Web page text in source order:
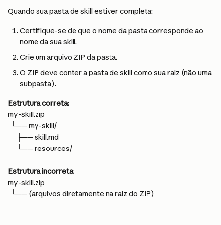
Quando sua pasta de skill estiver completa:
Certifique-se de que o nome da pasta corresponde ao
nome da sua skill.
Crie um arquivo ZIP da pasta.
O ZIP deve conter a pasta de skill como sua raiz (não uma
subpasta).
Estrutura correta:
my-skill.zip
  └── my-skill/
      ├── skill.md
      └── resources/
Estrutura incorreta:
my-skill.zip
  └── (arquivos diretamente na raiz do ZIP)